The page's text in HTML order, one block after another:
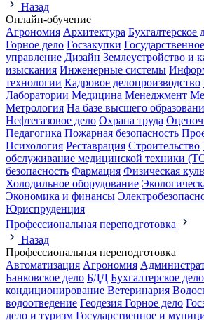
Назад
Онлайн-обучение
Агрономия Архитектура Бухгалтерское
Горное дело Госзакупки
управление Дизайн Землеустройство и
изыскания Инженерные системы
технологии Кадровое делопроизводство
Лаборатории Медицина Менеджмент
Метрология На базе высшего
Нефтегазовое дело Охрана труда
Педагогика Пожарная безопасность
Психология Реставрация Строительство
обслуживание медицинской техники
безопасность Фармация Физическая
Холодильное оборудование
Экономика и финансы
Юриспруденция
Профессиональная переподготовка
Назад
Профессиональная переподготовка
Автоматизация Агрономия
Банковское дело БДД Бухгалтерское дело
кондиционирование Ветеринария
водоотведение Геодезия Горное дело
дело и туризм Государственное и